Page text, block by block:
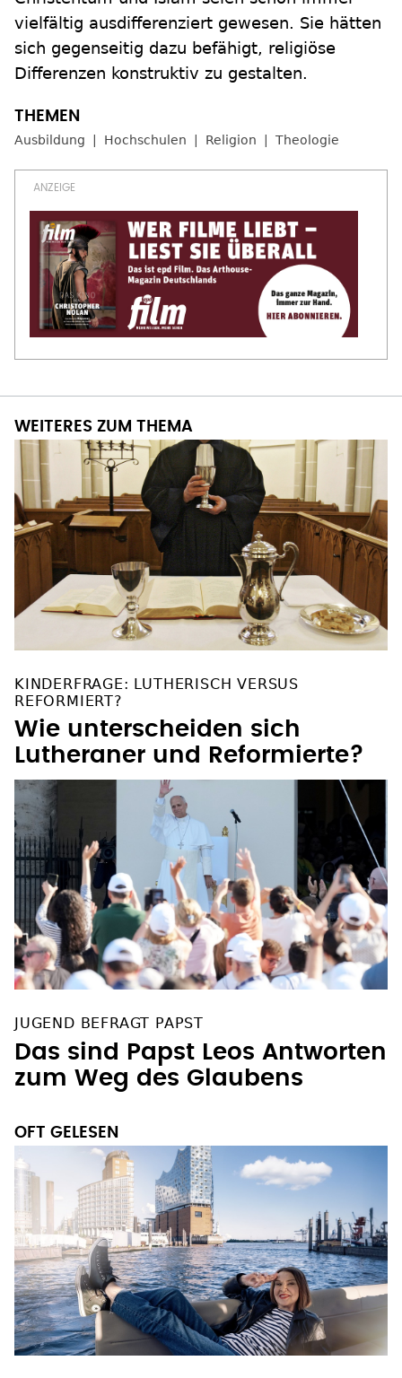
vielfältig ausdifferenziert gewesen. Sie hätten
sich gegenseitig dazu befähigt, religiöse
Differenzen konstruktiv zu gestalten.
Ausbildung Hochschulen Religion Theologie
WEITERES ZUM THEMA
KINDERFRAGE: LUTHERISCH VERSUS
REFORMIERT?
Wie unterscheiden sich
Lutheraner und Reformierte?
JUGEND BEFRAGT PAPST
Das sind Papst Leos Antworten
zum Weg des Glaubens
OFT GELESEN